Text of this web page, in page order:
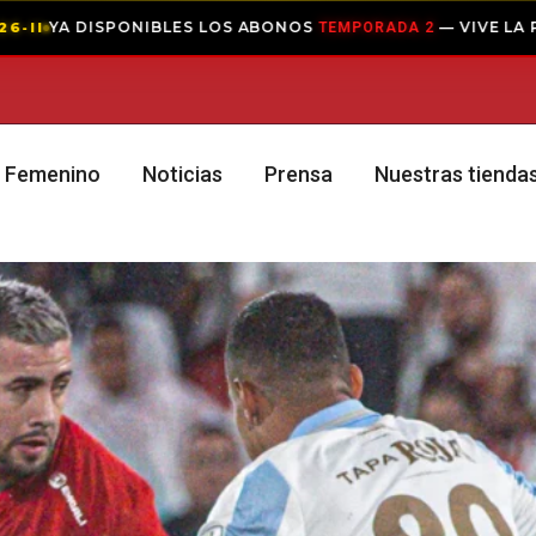
EN EL PASCUAL COMPRAR ABONO
Femenino Noticias Prensa Nuestras